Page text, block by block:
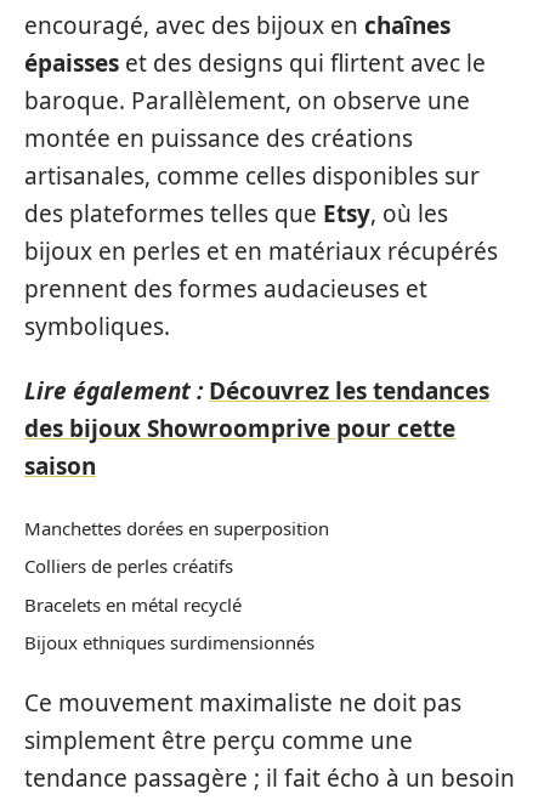
encouragé, avec des bijoux en chaînes
épaisses et des designs qui flirtent avec le
baroque. Parallèlement, on observe une
montée en puissance des créations
artisanales, comme celles disponibles sur
des plateformes telles que Etsy, où les
bijoux en perles et en matériaux récupérés
prennent des formes audacieuses et
symboliques.
Lire également : Découvrez les tendances
des bijoux Showroomprive pour cette
saison
Manchettes dorées en superposition
Colliers de perles créatifs
Bracelets en métal recyclé
Bijoux ethniques surdimensionnés
Ce mouvement maximaliste ne doit pas
simplement être perçu comme une
tendance passagère ; il fait écho à un besoin